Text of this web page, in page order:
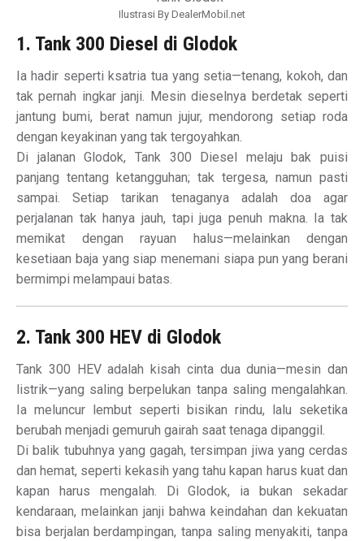
Ilustrasi By DealerMobil.net
1. Tank 300 Diesel di Glodok
Ia hadir seperti ksatria tua yang setia—tenang, kokoh, dan
tak pernah ingkar janji. Mesin dieselnya berdetak seperti
jantung bumi, berat namun jujur, mendorong setiap roda
dengan keyakinan yang tak tergoyahkan.
Di jalanan Glodok, Tank 300 Diesel melaju bak puisi
panjang tentang ketangguhan; tak tergesa, namun pasti
sampai. Setiap tarikan tenaganya adalah doa agar
perjalanan tak hanya jauh, tapi juga penuh makna. Ia tak
memikat dengan rayuan halus—melainkan dengan
kesetiaan baja yang siap menemani siapa pun yang berani
bermimpi melampaui batas.
2. Tank 300 HEV di Glodok
Tank 300 HEV adalah kisah cinta dua dunia—mesin dan
listrik—yang saling berpelukan tanpa saling mengalahkan.
Ia meluncur lembut seperti bisikan rindu, lalu seketika
berubah menjadi gemuruh gairah saat tenaga dipanggil.
Di balik tubuhnya yang gagah, tersimpan jiwa yang cerdas
dan hemat, seperti kekasih yang tahu kapan harus kuat dan
kapan harus mengalah. Di Glodok, ia bukan sekadar
kendaraan, melainkan janji bahwa keindahan dan kekuatan
bisa berjalan berdampingan, tanpa saling menyakiti, tanpa